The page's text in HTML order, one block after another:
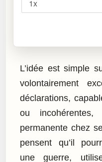
L’idée est simple
volontairement
déclarations,
ou
permanente chez
pensent qu’il
une guerre,